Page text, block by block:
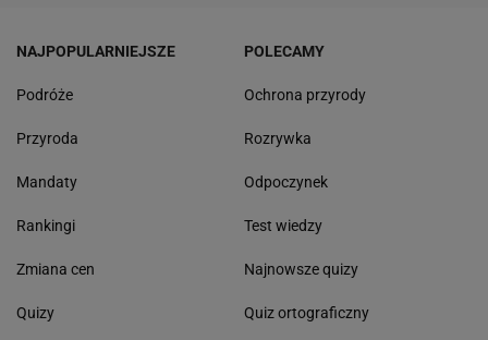
NAJPOPULARNIEJSZE
Podróże
Przyroda
Mandaty
Rankingi
Zmiana cen
Quizy
POLECAMY
Ochrona przyrody
Rozrywka
Odpoczynek
Test wiedzy
Najnowsze quizy
Quiz ortograficzny